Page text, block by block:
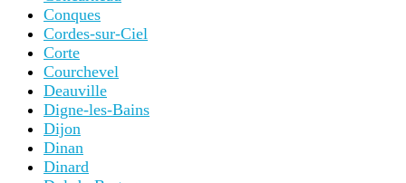
Conques
Cordes-sur-Ciel
Corte
Courchevel
Deauville
Digne-les-Bains
Dijon
Dinan
Dinard